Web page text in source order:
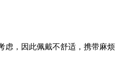
虑，因此佩戴不舒适，携带麻烦